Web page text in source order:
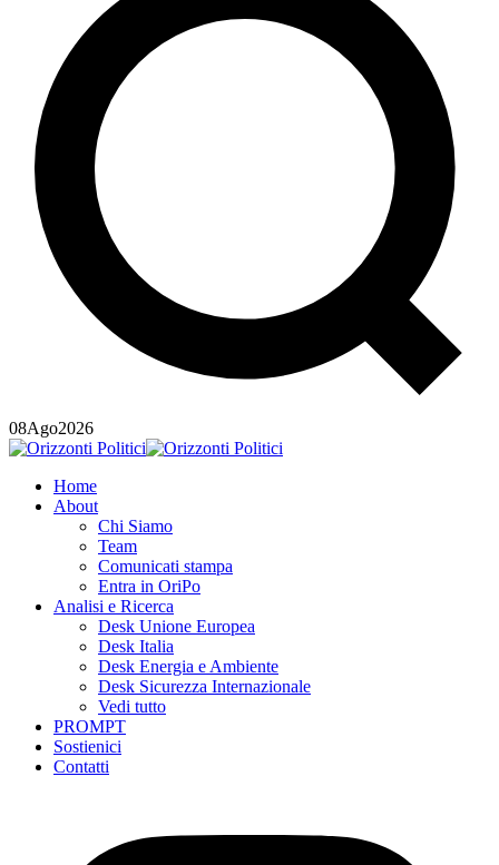
08Ago2026
Home
About
Chi Siamo
Team
Comunicati stampa
Entra in OriPo
Analisi e Ricerca
Desk Unione Europea
Desk Italia
Desk Energia e Ambiente
Desk Sicurezza Internazionale
Vedi tutto
PROMPT
Sostienici
Contatti